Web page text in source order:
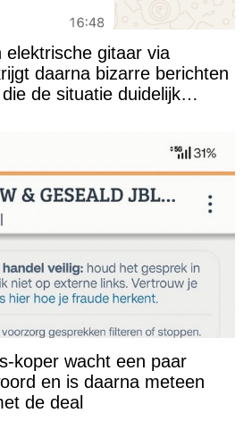
elektrische gitaar via
daarna bizarre berichten
de situatie duidelijk
koper wacht een paar
en is daarna meteen
de deal